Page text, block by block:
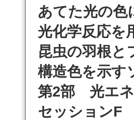
あてた光の色
光化学反応を
昆虫の羽根と
構造色を示す
第2部 光エネ
セッションF